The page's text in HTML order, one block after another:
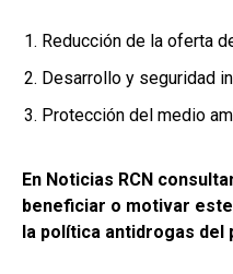
Reducción de la oferta
Desarrollo y seguridad
Protección del medio
En Noticias RCN
beneficiar o motivar
la política antidrogas del